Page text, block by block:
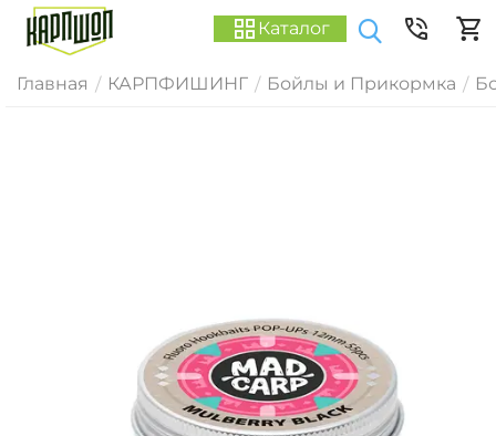
Каталог
Главная / КАРПФИШИНГ / Бойлы и Прикормка /